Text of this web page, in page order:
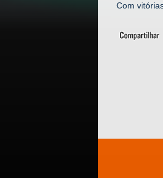
Com